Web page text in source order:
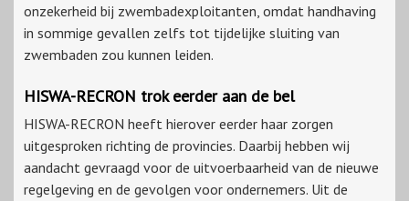
onzekerheid bij zwembadexploitanten, omdat handhaving
in sommige gevallen zelfs tot tijdelijke sluiting van
zwembaden zou kunnen leiden.
HISWA-RECRON trok eerder aan de bel
HISWA-RECRON heeft hierover eerder haar zorgen
uitgesproken richting de provincies. Daarbij hebben wij
aandacht gevraagd voor de uitvoerbaarheid van de nieuwe
regelgeving en de gevolgen voor ondernemers. Uit de